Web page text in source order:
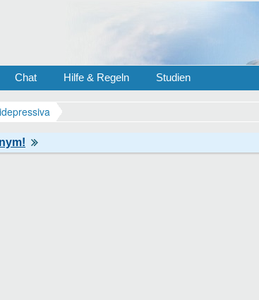
Chat Hilfe & Regeln Studien